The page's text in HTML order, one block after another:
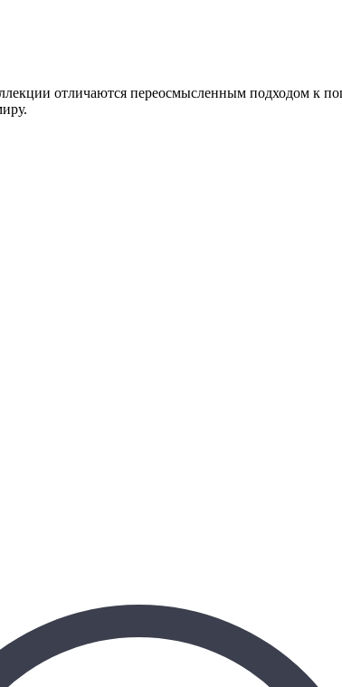
отличаются переосмысленным подходом к